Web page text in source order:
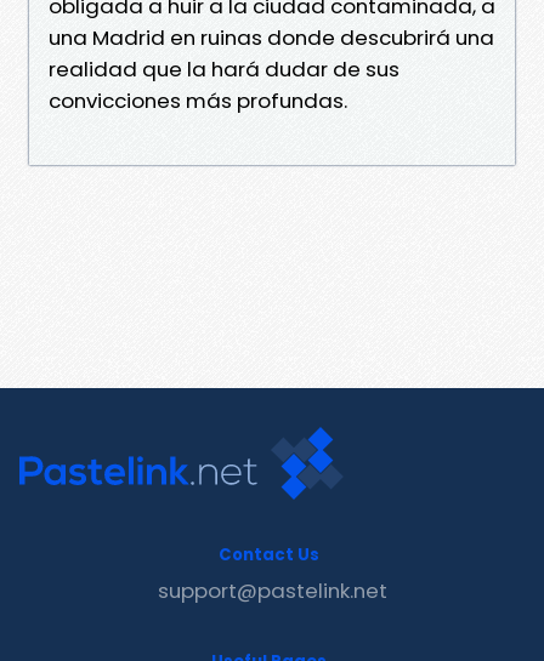
obligada a huir a la ciudad contaminada, a
una Madrid en ruinas donde descubrirá una
realidad que la hará dudar de sus
convicciones más profundas.
Contact Us
support@pastelink.net